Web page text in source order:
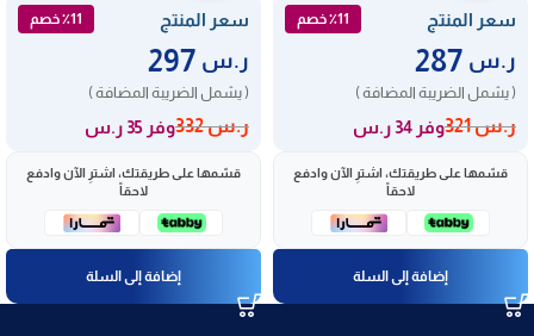
سعر المنتج ٪11 خصم
ر.س
( يشمل الضريبة المضافة )
ر.س321 وفر 34 ر.س
قسّمها على طريقتك، اشترِ الآن وادفع
لاحقاً
إضافة إلى السلة
سعر المنتج ٪11 خصم
ر.س
( يشمل الضريبة المضافة )
ر.س332 وفر 35 ر.س
قسّمها على طريقتك، اشترِ الآن وادفع
لاحقاً
إضافة إلى السلة